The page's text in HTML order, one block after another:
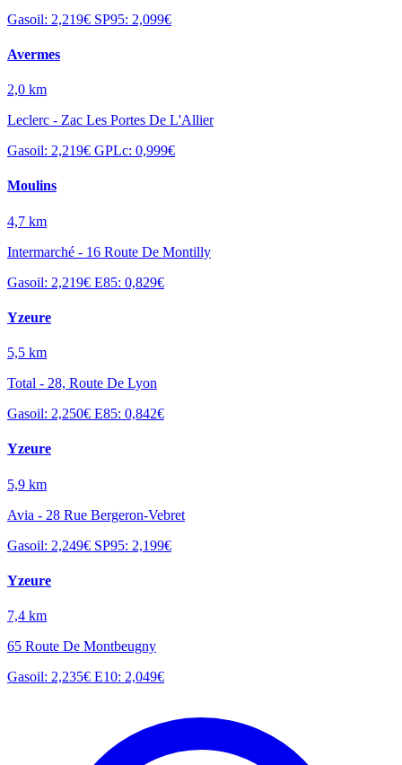
Gasoil: 2,219€ SP95: 2,099€
Avermes
2,0 km
Leclerc - Zac Les Portes De L'Allier
Gasoil: 2,219€ GPLc: 0,999€
Moulins
4,7 km
Intermarché - 16 Route De Montilly
Gasoil: 2,219€ E85: 0,829€
Yzeure
5,5 km
Total - 28, Route De Lyon
Gasoil: 2,250€ E85: 0,842€
Yzeure
5,9 km
Avia - 28 Rue Bergeron-Vebret
Gasoil: 2,249€ SP95: 2,199€
Yzeure
7,4 km
65 Route De Montbeugny
Gasoil: 2,235€ E10: 2,049€